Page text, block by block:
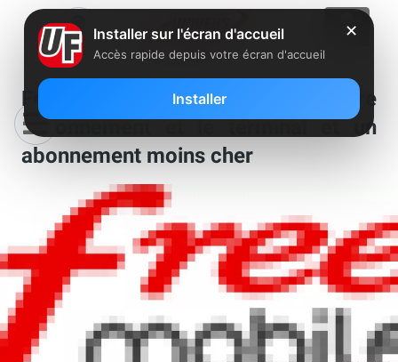
Free Mobile : un découplage entre
l’abonnement et le terminal et un
abonnement moins cher
✕
Installer sur l'écran d'accueil
Accès rapide depuis votre écran d'accueil
Installer